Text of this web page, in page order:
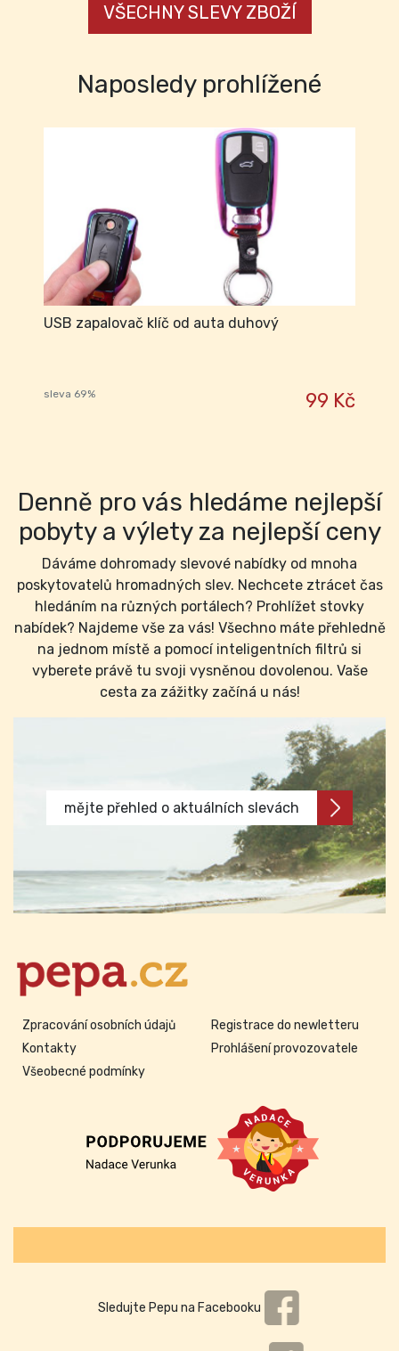
VŠECHNY SLEVY ZBOŽÍ
Naposledy prohlížené
USB zapalovač klíč od auta duhový
sleva 69% 99 Kč
Denně pro vás hledáme nejlepší
pobyty a výlety za nejlepší ceny
Dáváme dohromady slevové nabídky od mnoha
poskytovatelů hromadných slev. Nechcete ztrácet čas
hledáním na různých portálech? Prohlížet stovky
nabídek? Najdeme vše za vás! Všechno máte přehledně
na jednom místě a pomocí inteligentních filtrů si
vyberete právě tu svoji vysněnou dovolenou. Vaše
cesta za zážitky začíná u nás!
mějte přehled o aktuálních slevách
Zpracování osobních údajů
Kontakty
Všeobecné podmínky
Registrace do newletteru
Prohlášení provozovatele
Sledujte Pepu na Facebooku